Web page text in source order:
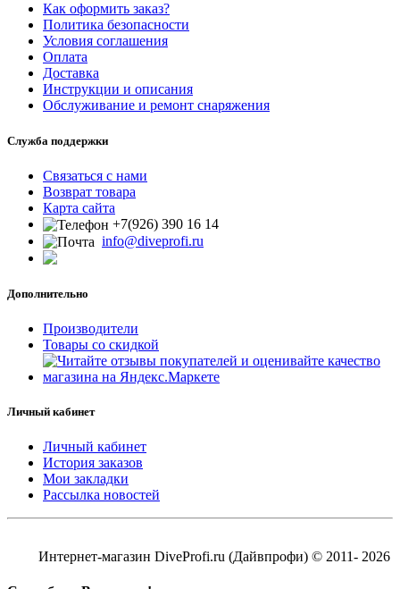
Как оформить заказ?
Политика безопасности
Условия соглашения
Оплата
Доставка
Инструкции и описания
Обслуживание и ремонт снаряжения
Служба поддержки
Связаться с нами
Возврат товара
Карта сайта
+7(926) 390 16 14
info@diveprofi.ru
Дополнительно
Производители
Товары со скидкой
Личный кабинет
Личный кабинет
История заказов
Мои закладки
Рассылка новостей
Интернет-магазин DiveProfi.ru (Дайвпрофи) © 2011- 2026